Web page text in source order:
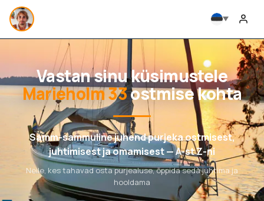
Vastan sinu küsimustele
Marieholm 33ostmise kohta
Samm-sammuline juhend purjeka ostmisest,
juhtimisest ja omamisest — A-st Z-ni
Neile, kes tahavad osta purjealuse, õppida seda juhtima ja
hooldama